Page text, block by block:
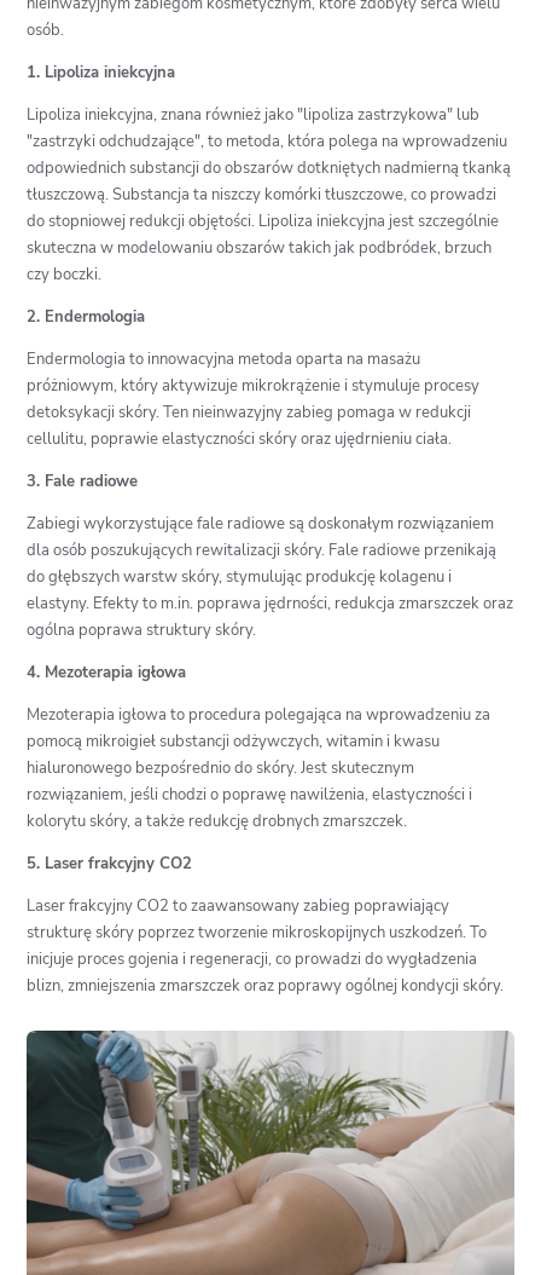
osób.
1. Lipoliza iniekcyjna
Lipoliza iniekcyjna, znana również jako "lipoliza zastrzykowa" lub
"zastrzyki odchudzające", to metoda, która polega na wprowadzeniu
odpowiednich substancji do obszarów dotkniętych nadmierną tkanką
tłuszczową. Substancja ta niszczy komórki tłuszczowe, co prowadzi
do stopniowej redukcji objętości. Lipoliza iniekcyjna jest szczególnie
skuteczna w modelowaniu obszarów takich jak podbródek, brzuch
czy boczki.
2. Endermologia
Endermologia to innowacyjna metoda oparta na masażu
próżniowym, który aktywizuje mikrokrążenie i stymuluje procesy
detoksykacji skóry. Ten nieinwazyjny zabieg pomaga w redukcji
cellulitu, poprawie elastyczności skóry oraz ujędrnieniu ciała.
3. Fale radiowe
Zabiegi wykorzystujące fale radiowe są doskonałym rozwiązaniem
dla osób poszukujących rewitalizacji skóry. Fale radiowe przenikają
do głębszych warstw skóry, stymulując produkcję kolagenu i
elastyny. Efekty to m.in. poprawa jędrności, redukcja zmarszczek oraz
ogólna poprawa struktury skóry.
4. Mezoterapia igłowa
Mezoterapia igłowa to procedura polegająca na wprowadzeniu za
pomocą mikroigieł substancji odżywczych, witamin i kwasu
hialuronowego bezpośrednio do skóry. Jest skutecznym
rozwiązaniem, jeśli chodzi o poprawę nawilżenia, elastyczności i
kolorytu skóry, a także redukcję drobnych zmarszczek.
5. Laser frakcyjny CO2
Laser frakcyjny CO2 to zaawansowany zabieg poprawiający
strukturę skóry poprzez tworzenie mikroskopijnych uszkodzeń. To
inicjuje proces gojenia i regeneracji, co prowadzi do wygładzenia
blizn, zmniejszenia zmarszczek oraz poprawy ogólnej kondycji skóry.